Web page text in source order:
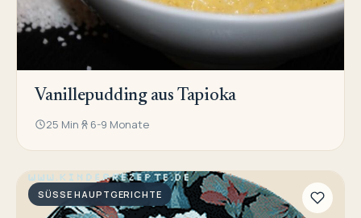
Vanillepudding aus Tapioka
25 Min 6-9 Monate
SÜSSE HAUPTGERICHTE